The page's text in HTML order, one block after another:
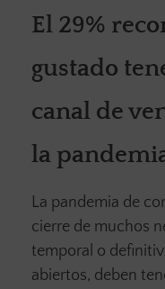
El 29%
gustado
canal de
la
La pandemia de
cierre de muchos
temporal o
abiertos, deben